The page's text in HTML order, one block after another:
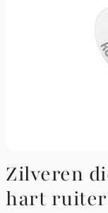
Zilveren
hart ruiter